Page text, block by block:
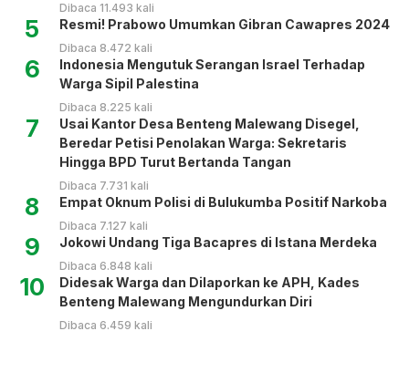
Dibaca 11.493 kali
5 Resmi! Prabowo Umumkan Gibran Cawapres 2024
Dibaca 8.472 kali
6
Indonesia Mengutuk Serangan Israel Terhadap
Warga Sipil Palestina
Dibaca 8.225 kali
7
Usai Kantor Desa Benteng Malewang Disegel,
Beredar Petisi Penolakan Warga: Sekretaris
Hingga BPD Turut Bertanda Tangan
Dibaca 7.731 kali
8 Empat Oknum Polisi di Bulukumba Positif Narkoba
Dibaca 7.127 kali
9 Jokowi Undang Tiga Bacapres di Istana Merdeka
Dibaca 6.848 kali
10
Didesak Warga dan Dilaporkan ke APH, Kades
Benteng Malewang Mengundurkan Diri
Dibaca 6.459 kali